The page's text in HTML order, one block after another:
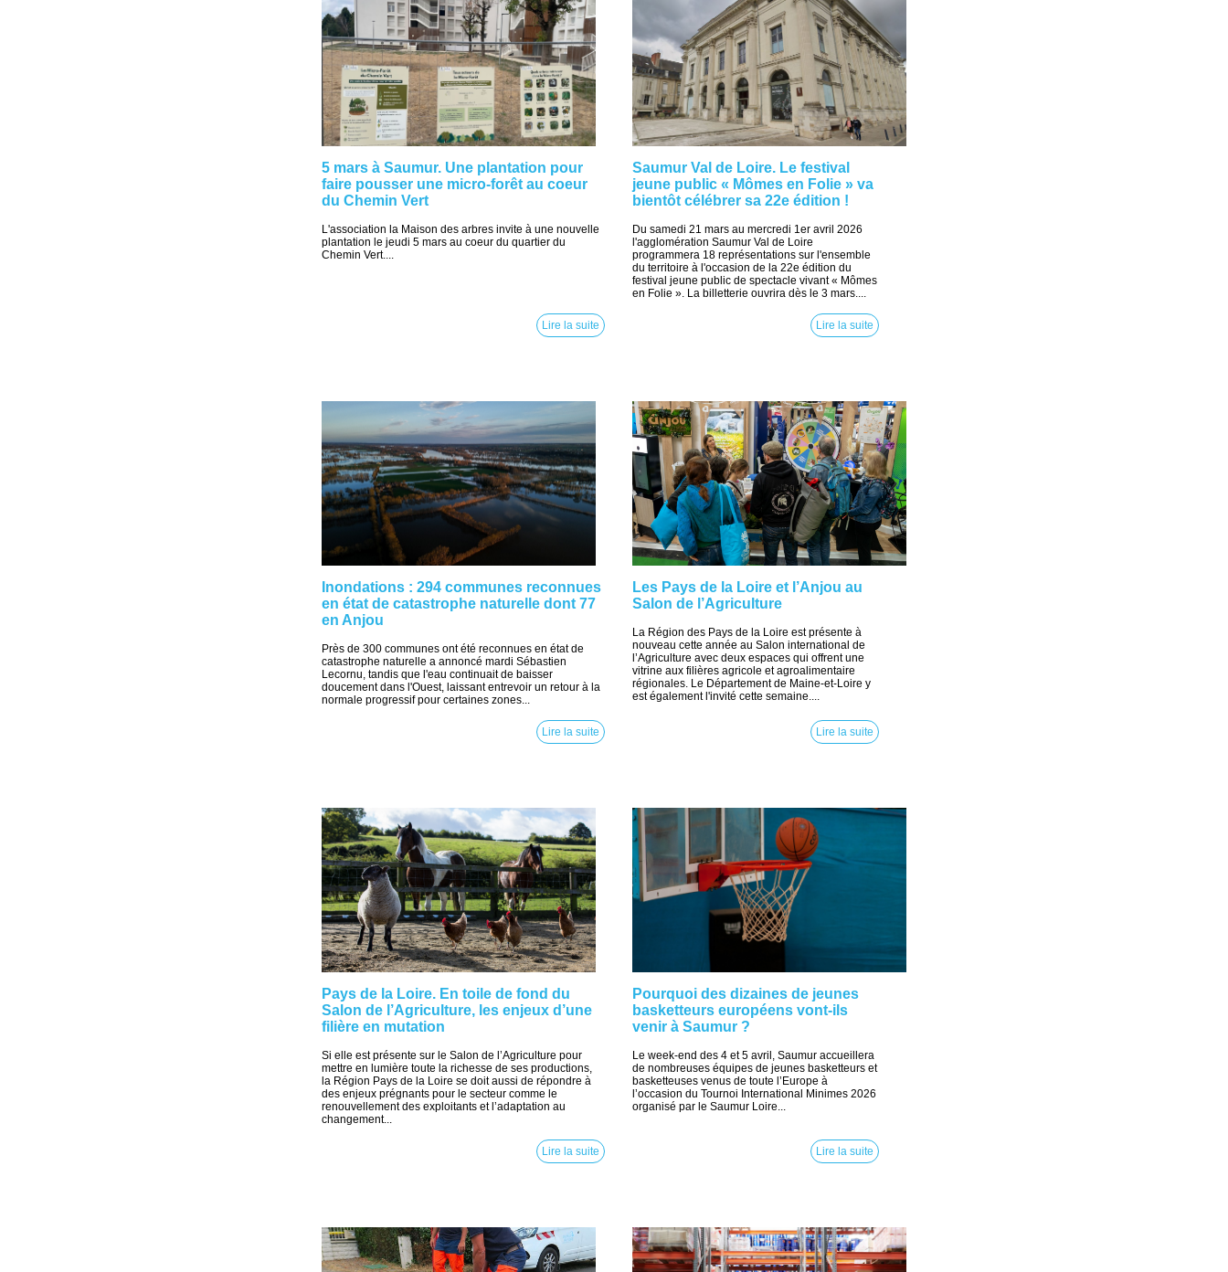
5 mars à Saumur. Une plantation pour
faire pousser une micro-forêt au coeur
du Chemin Vert
L'association la Maison des arbres invite à une nouvelle
plantation le jeudi 5 mars au coeur du quartier du
Chemin Vert....
Lire la suite
Saumur Val de Loire. Le festival
jeune public « Mômes en Folie » va
bientôt célébrer sa 22e édition !
Du samedi 21 mars au mercredi 1er avril 2026
l'agglomération Saumur Val de Loire
programmera 18 représentations sur l'ensemble
du territoire à l'occasion de la 22e édition du
festival jeune public de spectacle vivant « Mômes
en Folie ». La billetterie ouvrira dès le 3 mars....
Lire la suite
Inondations : 294 communes reconnues
en état de catastrophe naturelle dont 77
en Anjou
Près de 300 communes ont été reconnues en état de
catastrophe naturelle a annoncé mardi Sébastien
Lecornu, tandis que l'eau continuait de baisser
doucement dans l'Ouest, laissant entrevoir un retour à la
normale progressif pour certaines zones...
Lire la suite
Les Pays de la Loire et l’Anjou au
Salon de l’Agriculture
La Région des Pays de la Loire est présente à
nouveau cette année au Salon international de
l’Agriculture avec deux espaces qui offrent une
vitrine aux filières agricole et agroalimentaire
régionales. Le Département de Maine-et-Loire y
est également l'invité cette semaine....
Lire la suite
Pays de la Loire. En toile de fond du
Salon de l’Agriculture, les enjeux d’une
filière en mutation
Si elle est présente sur le Salon de l’Agriculture pour
mettre en lumière toute la richesse de ses productions,
la Région Pays de la Loire se doit aussi de répondre à
des enjeux prégnants pour le secteur comme le
renouvellement des exploitants et l’adaptation au
changement...
Lire la suite
Pourquoi des dizaines de jeunes
basketteurs européens vont-ils
venir à Saumur ?
Le week-end des 4 et 5 avril, Saumur accueillera
de nombreuses équipes de jeunes basketteurs et
basketteuses venus de toute l’Europe à
l’occasion du Tournoi International Minimes 2026
organisé par le Saumur Loire...
Lire la suite